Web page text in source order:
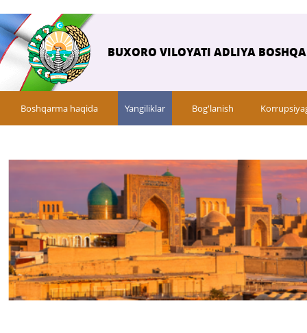
BUXORO VILOYATI ADLIYA
Boshqarma haqida Yangiliklar Bog'lanish